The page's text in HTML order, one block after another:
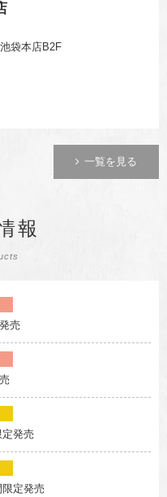
袋本店B2F
一覧を見る
報
売
定発売
限定発売